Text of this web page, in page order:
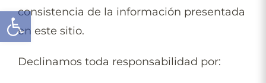
consistencia de la información presentada
en este sitio.
Declinamos toda responsabilidad por:
Open toolbar